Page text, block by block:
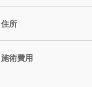
住所
施術費用